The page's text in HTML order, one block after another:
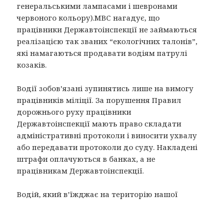
генеральськими лампасами і шевронами
червоного кольору).МВС нагадує, що
працівники Державтоінспекції не займаються
реалізацією так званих “екологічних талонів”,
які намагаються продавати водіям патрулі
козаків.
Водії зобов’язані зупинятись лише на вимогу
працівників міліції. За порушення Правил
дорожнього руху працівники
Державтоінспекції мають право складати
адміністративні протоколи і виносити ухвалу
або передавати протоколи до суду. Накладені
штрафи оплачуються в банках, а не
працівникам Державтоінспекції.
Водій, який в’їжджає на територію нашої